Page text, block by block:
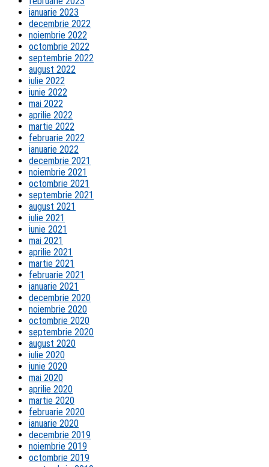
ianuarie 2023
decembrie 2022
noiembrie 2022
octombrie 2022
septembrie 2022
august 2022
iulie 2022
iunie 2022
mai 2022
aprilie 2022
martie 2022
februarie 2022
ianuarie 2022
decembrie 2021
noiembrie 2021
octombrie 2021
septembrie 2021
august 2021
iulie 2021
iunie 2021
mai 2021
aprilie 2021
martie 2021
februarie 2021
ianuarie 2021
decembrie 2020
noiembrie 2020
octombrie 2020
septembrie 2020
august 2020
iulie 2020
iunie 2020
mai 2020
aprilie 2020
martie 2020
februarie 2020
ianuarie 2020
decembrie 2019
noiembrie 2019
octombrie 2019